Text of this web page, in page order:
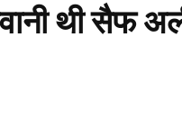
थी सैफ